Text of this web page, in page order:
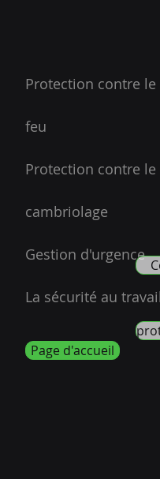
Protection contre le
feu
Protection contre le
cambriolage
Gestion d'urgence
La sécurité au travail
Page d'accueil